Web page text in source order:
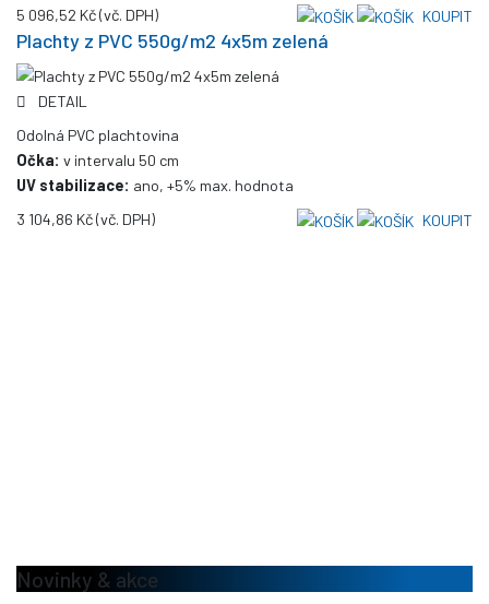
5 096,52 Kč(vč. DPH) KOUPIT
Plachty z PVC 550g/m2 4x5m zelená
DETAIL
Odolná PVC plachtovina
Očka: v intervalu 50 cm
UV stabilizace: ano, +5% max. hodnota
3 104,86 Kč(vč. DPH) KOUPIT
Novinky & akce